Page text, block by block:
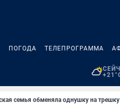
ПОГОДА ТЕЛЕПРОГРАММА
семья обменяла однушку на трешку